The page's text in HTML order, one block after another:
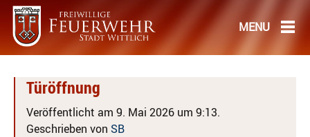
Türöffnung
Veröffentlicht am 9. Mai 2026 um 9:13.
Geschrieben von SB